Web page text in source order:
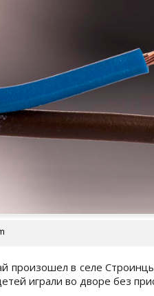
произошел в селе
играли во дворе без